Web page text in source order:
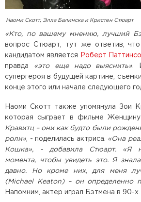
Наоми Скотт, Элла Балинска и Кристен Стюарт
«Кто, по вашему мнению, лучший
вопрос Стюарт, тут же ответив,
кандидатом является
Роберт
правда «это еще надо выяснить» .
супергероя в будущей картине,
конце этого или начале следующего
Наоми Скотт также упомянула Зои
которая сыграет в фильме
Кравитц – они как будто были
роли» , - поделилась актриса. «Она
Кошка», - добавила Стюарт. «Я
момента, чтобы увидеть это. Я
давно. Но кроме них, для меня
(Michael Keaton) – он определенно
Напомним, актер играл Бэтмена в 90-х.